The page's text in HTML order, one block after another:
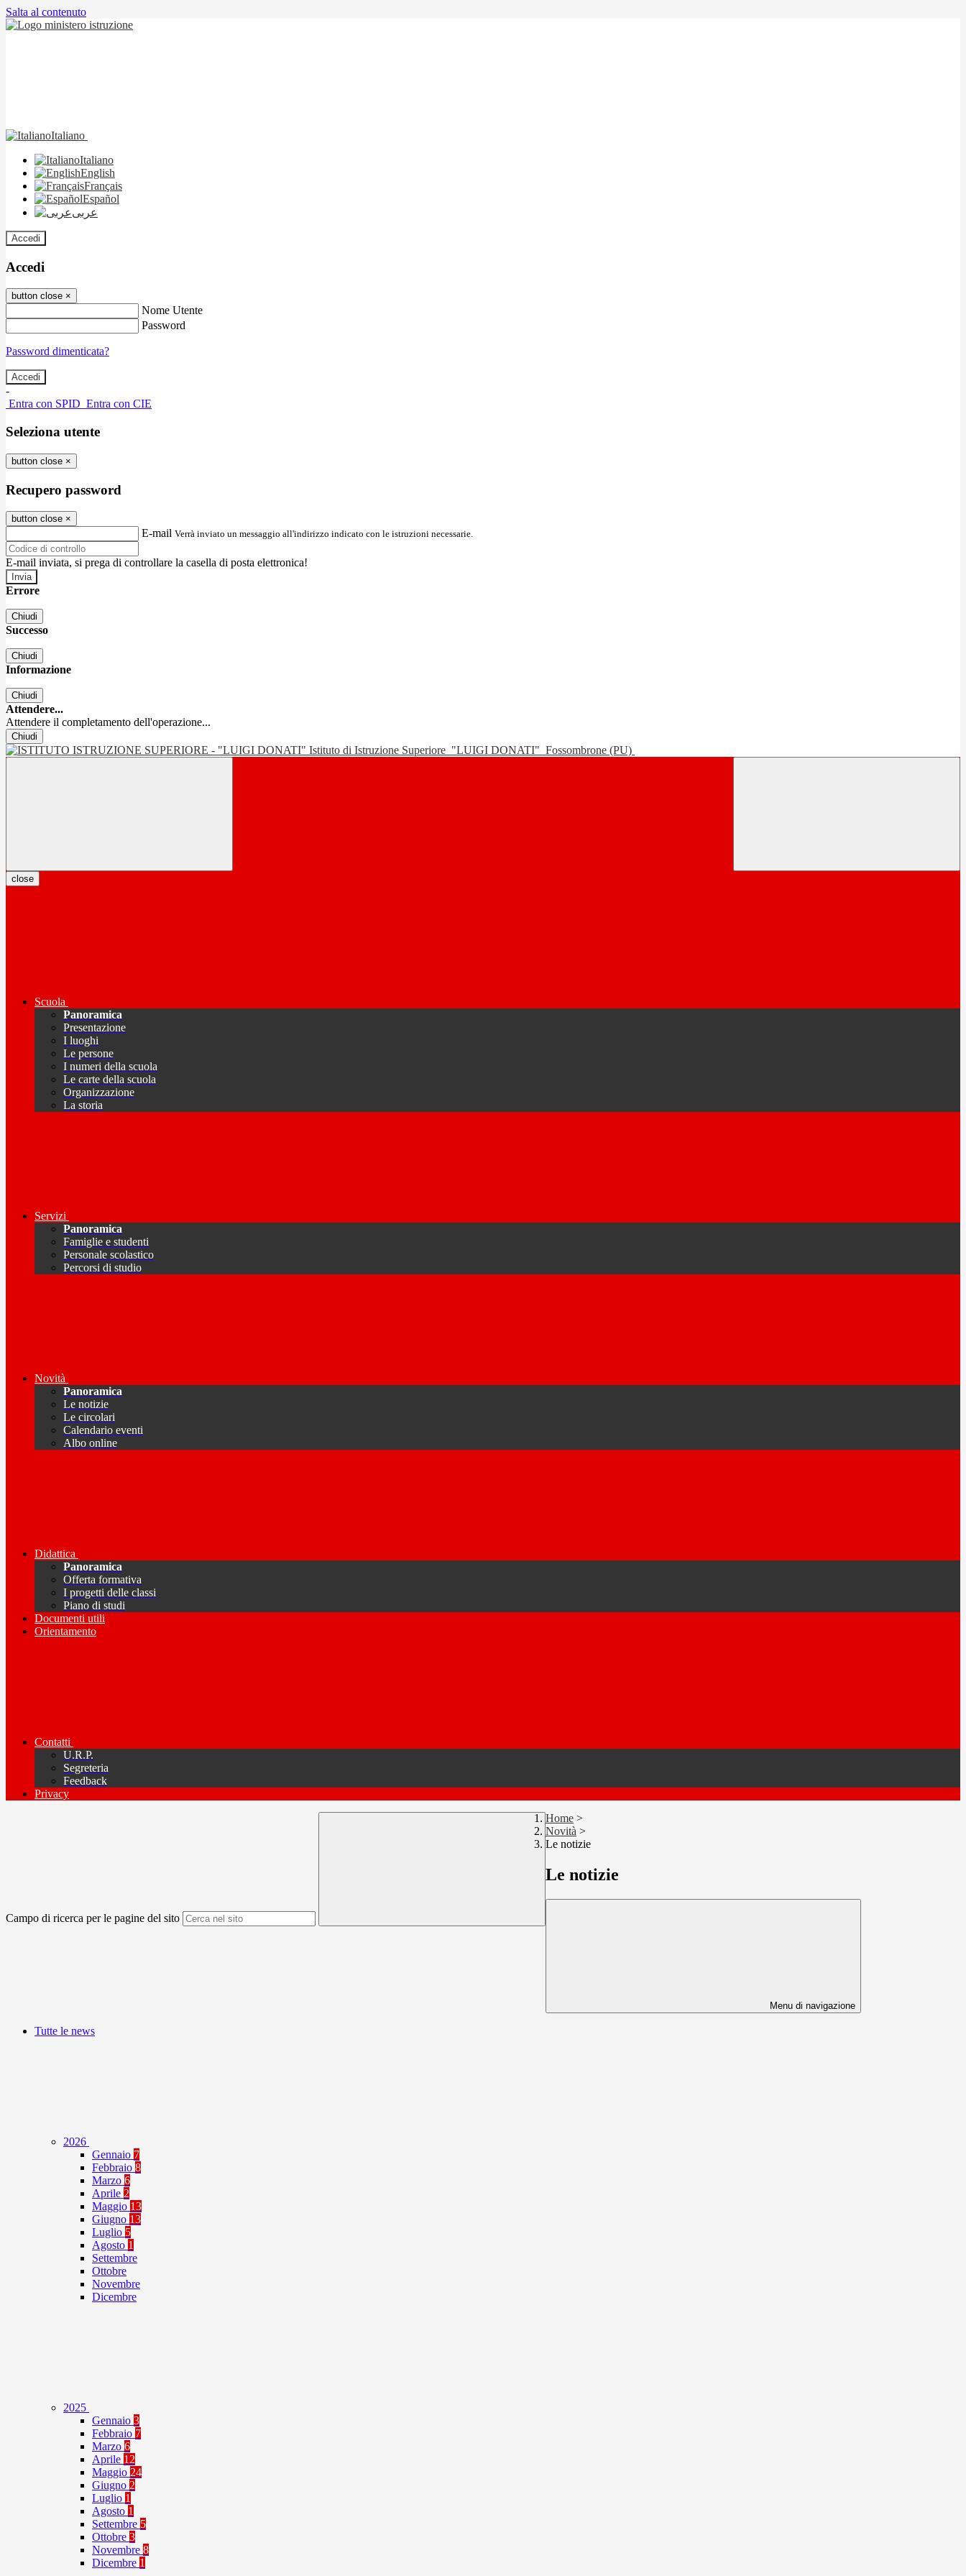
Salta al contenuto
Italiano
Italiano
English
Français
Español
عربى
Accedi
Accedi
button close ×
Nome Utente
Password
Password dimenticata?
-
Entra con SPID Entra con CIE
Seleziona utente
button close ×
Recupero password
button close ×
E-mail Verrà inviato un messaggio all'indirizzo indicato con le istruzioni necessarie.
E-mail inviata, si prega di controllare la casella di posta elettronica!
Errore
Chiudi
Successo
Chiudi
Informazione
Chiudi
Attendere...
Attendere il completamento dell'operazione...
Chiudi
Istituto di Istruzione Superiore "LUIGI DONATI" Fossombrone (PU)
close
Scuola
Panoramica
Presentazione
I luoghi
Le persone
I numeri della scuola
Le carte della scuola
Organizzazione
La storia
Servizi
Panoramica
Famiglie e studenti
Personale scolastico
Percorsi di studio
Novità
Panoramica
Le notizie
Le circolari
Calendario eventi
Albo online
Didattica
Panoramica
Offerta formativa
I progetti delle classi
Piano di studi
Documenti utili
Orientamento
Contatti
U.R.P.
Segreteria
Feedback
Privacy
Campo di ricerca per le pagine del sito
Home >
Novità >
Le notizie
Le notizie
Menu di navigazione
Tutte le news
2026
Gennaio 7
Febbraio 8
Marzo 6
Aprile 2
Maggio 13
Giugno 13
Luglio 5
Agosto 1
Settembre
Ottobre
Novembre
Dicembre
2025
Gennaio 3
Febbraio 7
Marzo 6
Aprile 12
Maggio 24
Giugno 2
Luglio 1
Agosto 1
Settembre 5
Ottobre 3
Novembre 8
Dicembre 1